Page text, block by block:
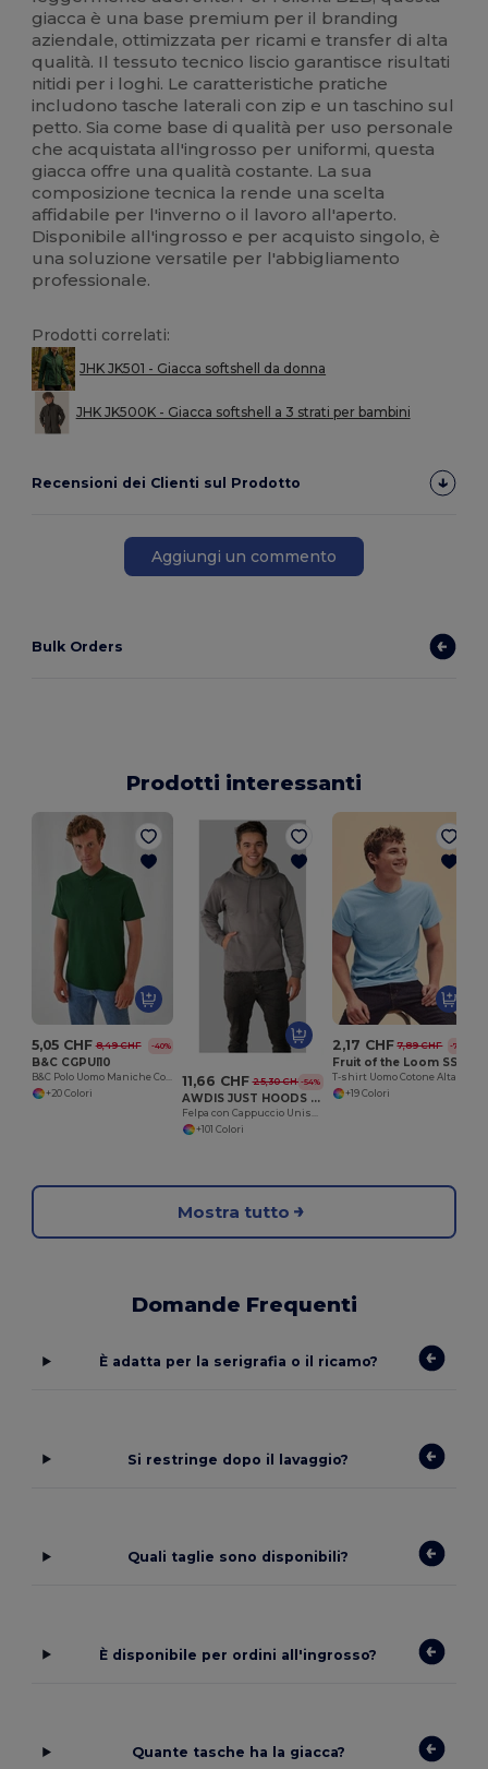
giacca è una base premium per il branding
aziendale, ottimizzata per ricami e transfer di alta
qualità. Il tessuto tecnico liscio garantisce risultati
nitidi per i loghi. Le caratteristiche pratiche
includono tasche laterali con zip e un taschino sul
petto. Sia come base di qualità per uso personale
che acquistata all'ingrosso per uniformi, questa
giacca offre una qualità costante. La sua
composizione tecnica la rende una scelta
affidabile per l'inverno o il lavoro all'aperto.
Disponibile all'ingrosso e per acquisto singolo, è
una soluzione versatile per l'abbigliamento
professionale.
Prodotti correlati:
JHK JK501 - Giacca softshell da donna
JHK JK500K - Giacca softshell a 3 strati per bambini
Recensioni dei Clienti sul Prodotto
Aggiungi un commento
Bulk Orders
Prodotti interessanti
5,05 CHF 8,49 CHF -40%
B&C CGPUI10
B&C Polo Uomo Maniche Corte in Cotone
+20 Colori
11,66 CHF 25,30 CHF-54%
AWDIS JUST HOODS JH001
Felpa con Cappuccio Unisex Elegante e Confortevole
+101 Colori
2,17 CHF 7,89 CHF -72%
+19 Colori
Mostra tutto
Domande Frequenti
È adatta per la serigrafia o il ricamo?
Si restringe dopo il lavaggio?
Quali taglie sono disponibili?
È disponibile per ordini all'ingrosso?
Quante tasche ha la giacca?